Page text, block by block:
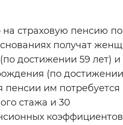
на страховую пенсию по
получат
достижении 59 лет) и
(по
пенсии им потребуется
стажа и 30